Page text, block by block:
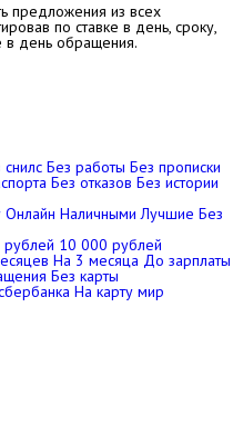
предложения из всех
по ставке в день, сроку,
в день обращения.
снилс Без работы Без прописки
Без отказов Без истории
Онлайн Наличными Лучшие Без
10 000 рублей
На 3 месяца До зарплаты
Без карты
На карту мир